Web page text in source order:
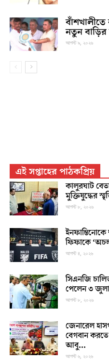
বাঁশখালীতে
নতুন বাড়ির
আগস্ট ৯, ২০২৬
এই সপ্তাহের পাঠকপ্রিয়
কালুরঘাট
মুক্তিযুদ্ধের
আগস্ট ৮, ২০২৬
ফিফাকে
আগস্ট ৪, ২০২৬
সিএনজি
পেলেন ৩
আগস্ট ৮, ২০২৬
জেনারেল
বেগবান করতে
আবু...
আগস্ট ৬, ২০২৬